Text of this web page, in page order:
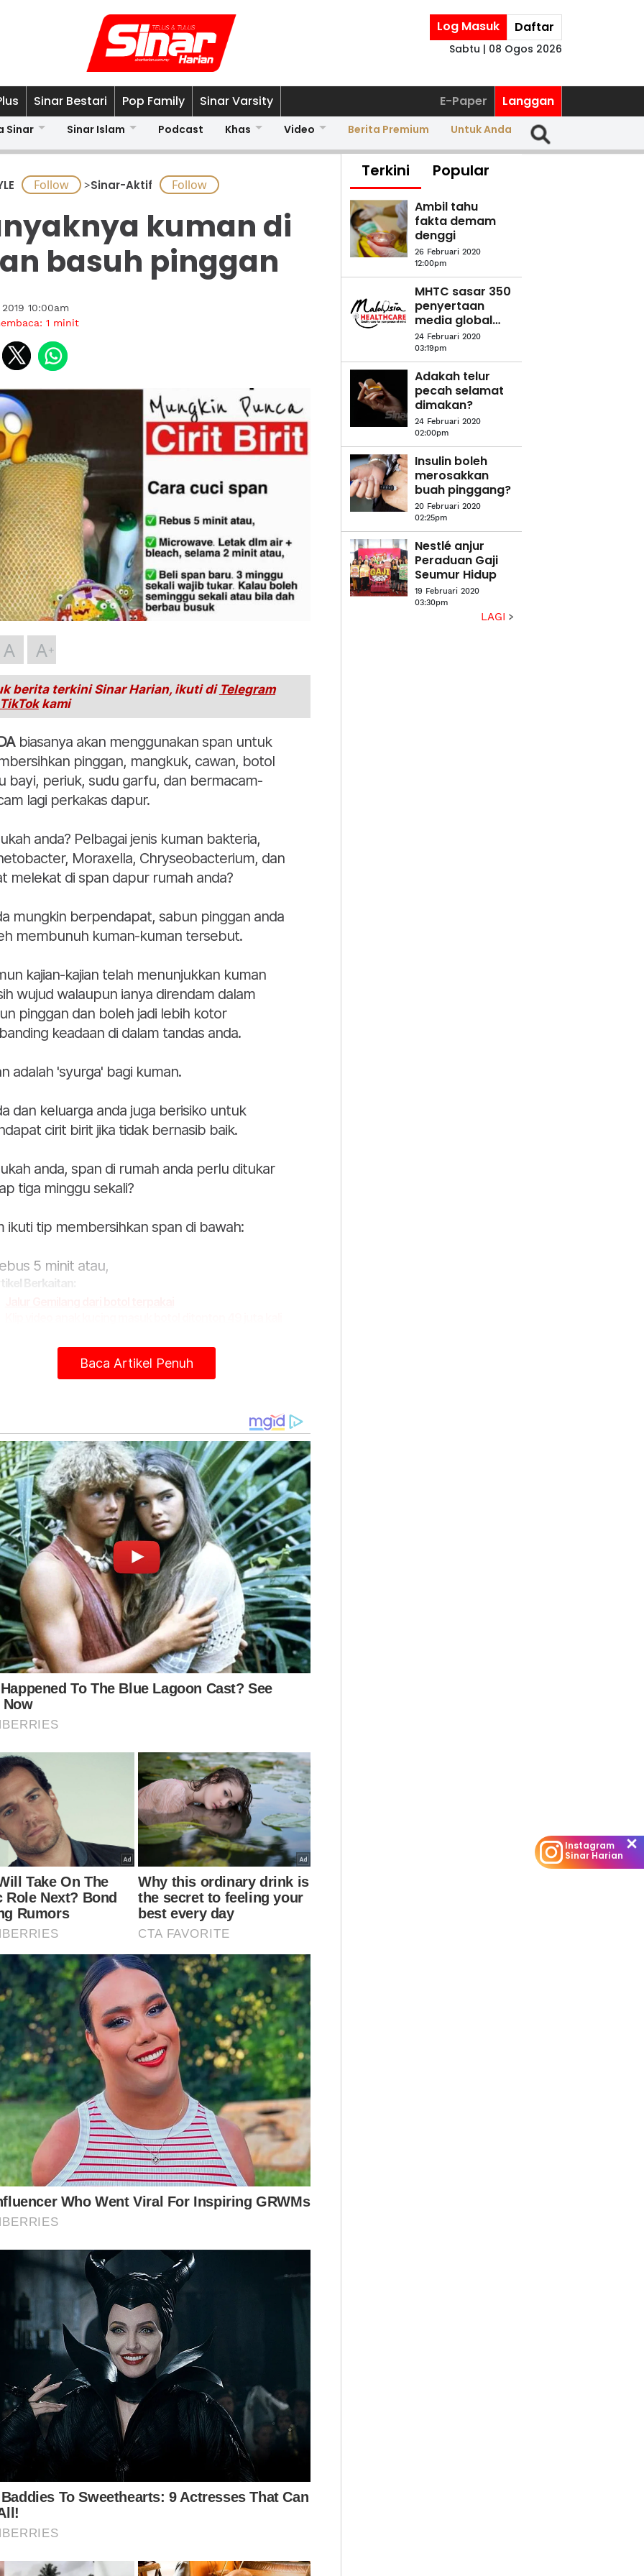
Log Masuk Daftar
Sabtu | 08 Ogos 2026
Sinar Bestari Pop Family Sinar Varsity E-Paper Langgan
Sinar Sinar Islam Podcast Khas Video Berita Premium Untuk Anda
>Sinar-Aktif
kuman di
basuh pinggan
10:00am
1 minit
A A
berita terkini Sinar Harian, ikuti di Telegram
kami
biasanya akan menggunakan span untuk
pinggan, mangkuk, cawan, botol
bayi, periuk, sudu garfu, dan bermacam-
lagi perkakas dapur.
anda? Pelbagai jenis kuman bakteria,
Moraxella, Chryseobacterium, dan
melekat di span dapur rumah anda?
mungkin berpendapat, sabun pinggan anda
membunuh kuman-kuman tersebut.
kajian-kajian telah menunjukkan kuman
wujud walaupun ianya direndam dalam
pinggan dan boleh jadi lebih kotor
keadaan di dalam tandas anda.
adalah 'syurga' bagi kuman.
dan keluarga anda juga berisiko untuk
cirit birit jika tidak bernasib baik.
anda, span di rumah anda perlu ditukar
tiga minggu sekali?
ikuti tip membersihkan span di bawah:
5 minit atau,
Berkaitan:
span baru. Tiga minggu sekali wajib tukar.
bagus, seminggu sekali tukar atau apabila
berbau busuk, mana-mana lebih awal.
Public Health Malaysia
turun aplikasi Sinar Harian.Klik di sini!
Kuman
Artikel Disyorkan
Sinar-Aktif
Ambil tahu fakta demam denggi
SITI FARAH ELIANI SOLLEH
26 Feb 2020 12:00pm
Sinar-Aktif
MHTC sasar 350 penyertaan
media global untuk MTMA2020
Azimah Binti Ghazali
24 Feb 2020 03:19pm
Sinar-Aktif
Adakah telur pecah selamat
dimakan?
BySITI FARAH ELIANI SOLLEH
24 Feb 2020 02:00pm
Insulin boleh merosakkan buah
pinggang?
BySITI FARAH ELIANI SOLLEH
Baca Artikel Penuh
Terkini Popular
Ambil tahu
fakta demam
denggi
26 Februari 2020
12:00pm
MHTC sasar 350
penyertaan
media global
untuk
MTMA2020
24 Februari 2020
03:19pm
Adakah telur
pecah selamat
dimakan?
24 Februari 2020
02:00pm
Insulin boleh
merosakkan
buah pinggang?
20 Februari 2020
02:25pm
Nestlé anjur
Peraduan Gaji
Seumur Hidup
19 Februari 2020
03:30pm
LAGI
Instagram
Sinar Harian